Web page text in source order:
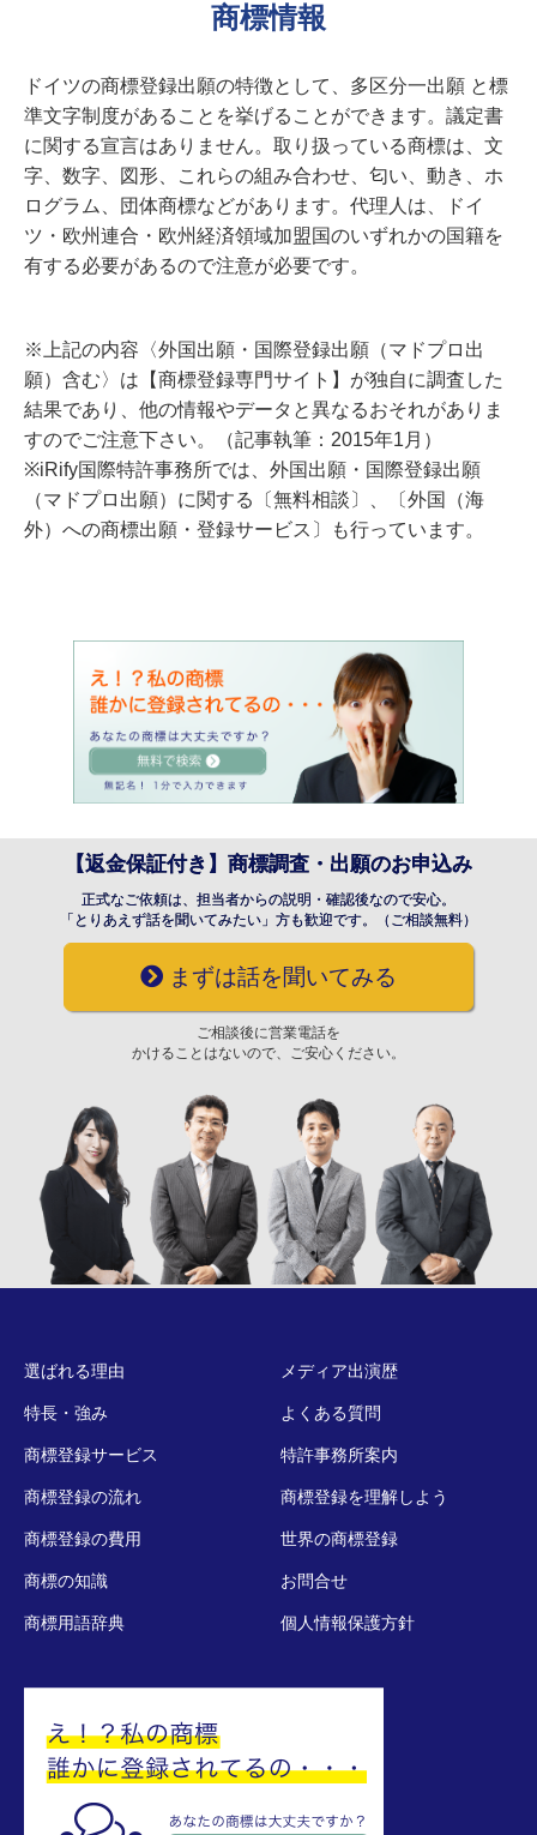
商標情報
ドイツの商標登録出願の特徴として、多区分一出願 と標
準文字制度があることを挙げることができます。議定書
に関する宣言はありません。取り扱っている商標は、文
字、数字、図形、これらの組み合わせ、匂い、動き、ホ
ログラム、団体商標などがあります。代理人は、ドイ
ツ・欧州連合・欧州経済領域加盟国のいずれかの国籍を
有する必要があるので注意が必要です。
※上記の内容〈外国出願・国際登録出願（マドプロ出
願）含む〉は【商標登録専門サイト】が独自に調査した
結果であり、他の情報やデータと異なるおそれがありま
すのでご注意下さい。（記事執筆：2015年1月）
※iRify国際特許事務所では、外国出願・国際登録出願
（マドプロ出願）に関する〔無料相談〕、〔外国（海
外）への商標出願・登録サービス〕も行っています。
【返金保証付き】商標調査・出願のお申込み
正式なご依頼は、担当者からの説明・確認後なので安心。
「とりあえず話を聞いてみたい」方も歓迎です。（ご相談無料）
まずは話を聞いてみる
ご相談後に営業電話を
かけることはないので、ご安心ください。
選ばれる理由
特長・強み
商標登録サービス
商標登録の流れ
商標登録の費用
商標の知識
商標用語辞典
メディア出演歴
よくある質問
特許事務所案内
商標登録を理解しよう
世界の商標登録
お問合せ
個人情報保護方針